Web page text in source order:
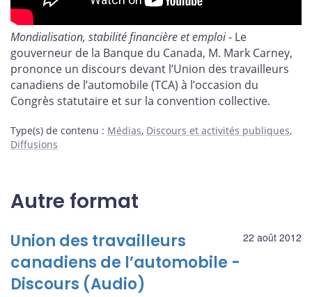
Mondialisation, stabilité financière et emploi- Le
gouverneur de la Banque du Canada, M. Mark Carney,
prononce un discours devant l’Union des travailleurs
canadiens de l’automobile (TCA) à l’occasion du
Congrès statutaire et sur la convention collective.
Type(s) de contenu : Médias, Discours et activités publiques,
Diffusions
Autre format
22 août 2012
Union des travailleurs
canadiens de l’automobile -
Discours (Audio)